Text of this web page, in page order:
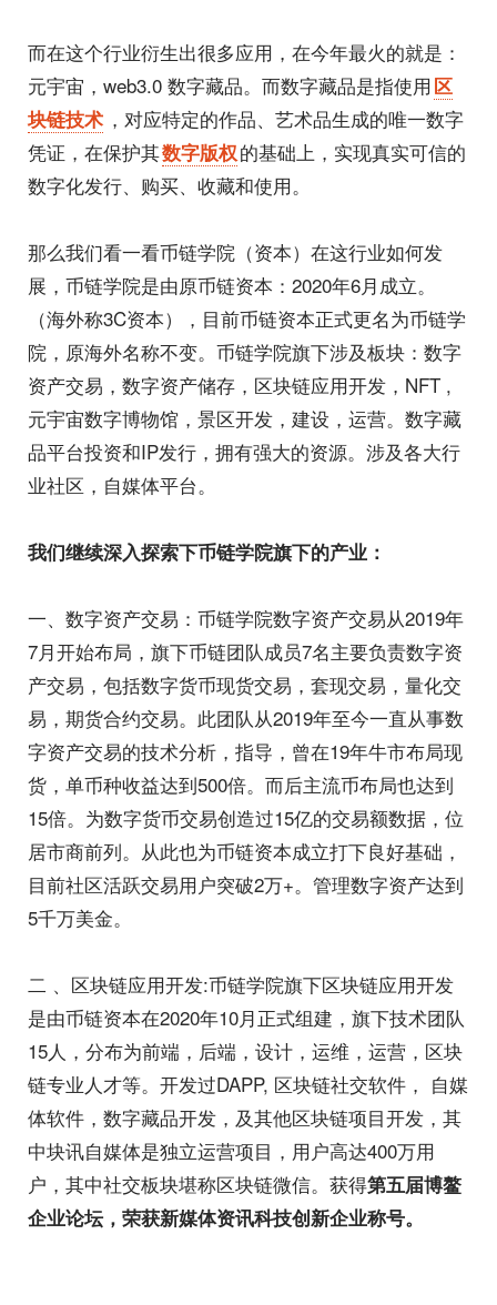
而在这个行业衍生出很多应用，在今年最火的就是：
元宇宙，web3.0 数字藏品。而数字藏品是指使用区
块链技术 ，对应特定的作品、艺术品生成的唯一数字
凭证，在保护其数字版权的基础上，实现真实可信的
数字化发行、购买、收藏和使用。
那么我们看一看币链学院（资本）在这行业如何发
展，币链学院是由原币链资本：2020年6月成立。
（海外称3C资本），目前币链资本正式更名为币链学
院，原海外名称不变。币链学院旗下涉及板块：数字
资产交易，数字资产储存，区块链应用开发，NFT ,
元宇宙数字博物馆，景区开发，建设，运营。数字藏
品平台投资和IP发行，拥有强大的资源。涉及各大行
业社区，自媒体平台。
我们继续深入探索下币链学院旗下的产业：
一、数字资产交易：币链学院数字资产交易从2019年
7月开始布局，旗下币链团队成员7名主要负责数字资
产交易，包括数字货币现货交易，套现交易，量化交
易，期货合约交易。此团队从2019年至今一直从事数
字资产交易的技术分析，指导，曾在19年牛市布局现
货，单币种收益达到500倍。而后主流币布局也达到
15倍。为数字货币交易创造过15亿的交易额数据，位
居市商前列。从此也为币链资本成立打下良好基础，
目前社区活跃交易用户突破2万+。管理数字资产达到
5千万美金。
二 、区块链应用开发:币链学院旗下区块链应用开发
是由币链资本在2020年10月正式组建，旗下技术团队
15人，分布为前端，后端，设计，运维，运营，区块
链专业人才等。开发过DAPP, 区块链社交软件， 自媒
体软件，数字藏品开发，及其他区块链项目开发，其
中块讯自媒体是独立运营项目，用户高达400万用
户，其中社交板块堪称区块链微信。获得第五届博鳌
企业论坛，荣获新媒体资讯科技创新企业称号。